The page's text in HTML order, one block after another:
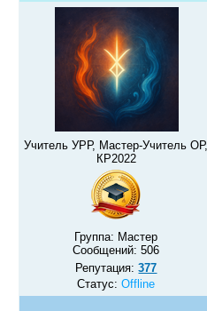
Учитель УРР, Мастер-Учитель ОР,
КР2022
Группа: Мастер
Сообщений:506
Репутация:377
Статус:Offline